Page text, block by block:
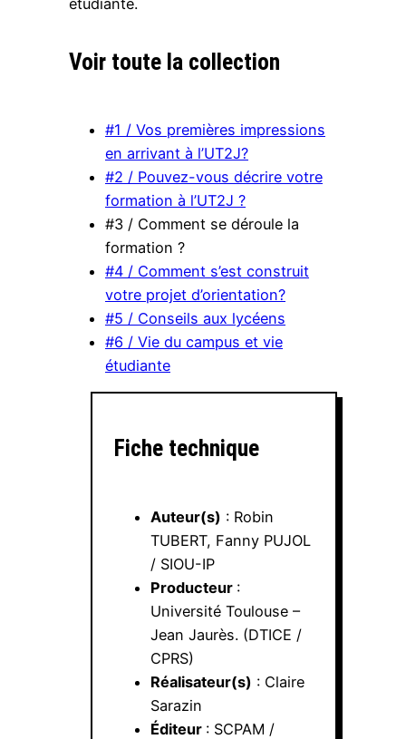
Voir toute la collection
#1 / Vos premières impressions
en arrivant à l’UT2J?
#2 / Pouvez-vous décrire votre
formation à l’UT2J ?
#3 / Comment se déroule la
formation ?
#4 / Comment s’est construit
votre projet d’orientation?
#5 / Conseils aux lycéens
#6 / Vie du campus et vie
étudiante
Fiche technique
Auteur(s) : Robin
TUBERT, Fanny PUJOL
/ SIOU-IP
Producteur :
Université Toulouse –
Jean Jaurès. (DTICE /
CPRS)
Réalisateur(s) : Claire
Sarazin
Éditeur : SCPAM /